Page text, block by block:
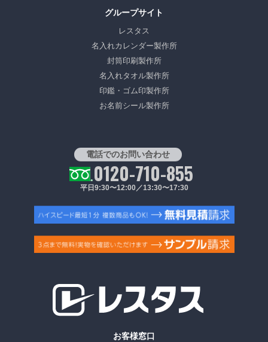
グループサイト
レスタス
名入れカレンダー製作所
封筒印刷製作所
名入れタオル製作所
印鑑・ゴム印製作所
お名前シール製作所
電話でのお問い合わせ
0120-710-855
平日9:30〜12:00／13:30〜17:30
お客様窓口